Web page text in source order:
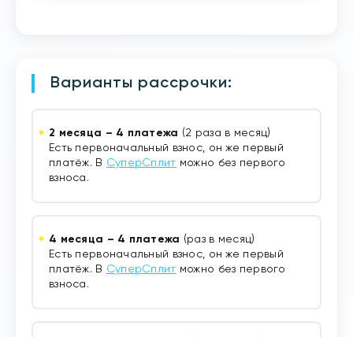
Варианты рассрочки:
2 месяца – 4 платежа (2 раза в месяц)
Есть первоначальный взнос, он же первый
платёж. В СуперСплит можно без первого
взноса.
4 месяца – 4 платежа (раз в месяц)
Есть первоначальный взнос, он же первый
платёж. В СуперСплит можно без первого
взноса.